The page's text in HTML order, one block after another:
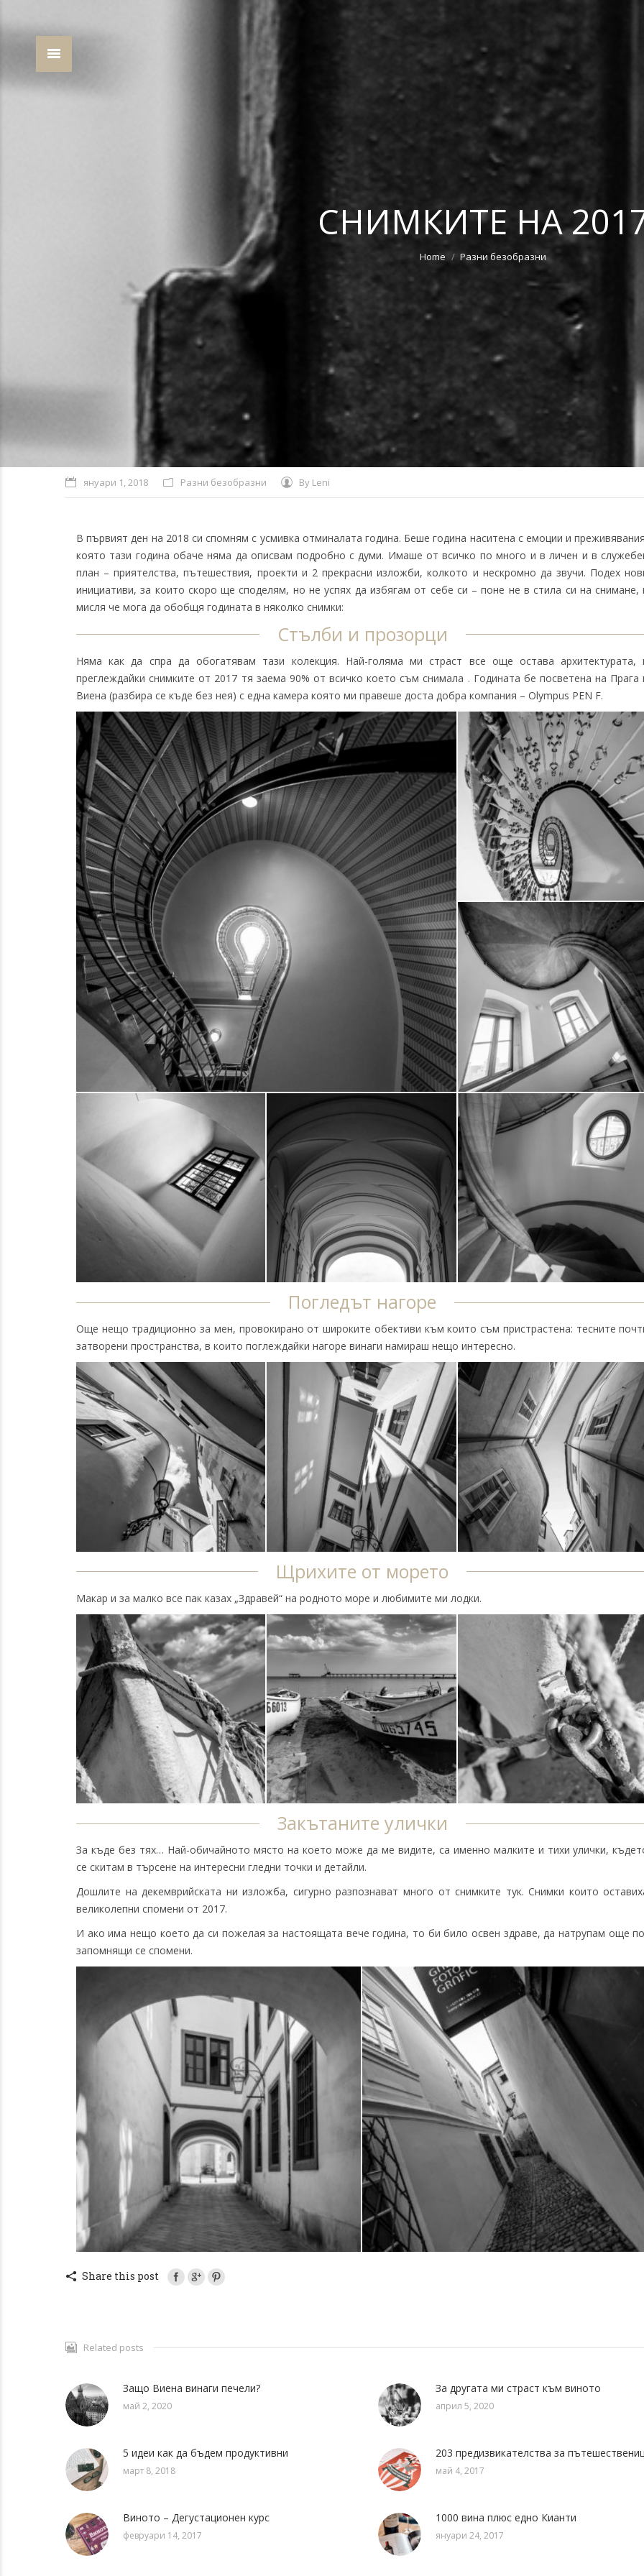
СНИМКИТЕ НА
Home Разни безобразни
януари 1, 2018 Разни безобразни By Leni
В първият ден на 2018 си спомням с усмивка отминалата година. Беше година наситена с емоции и
която тази година обаче няма да описвам подробно с думи. Имаше от всичко по много и в личен и в
план – приятелства, пътешествия, проекти и 2 прекрасни изложби, колкото и нескромно да звучи. Подех
инициативи, за които скоро ще споделям, но не успях да избягам от себе си – поне не в стила си на снимане,
мисля че мога да обобщя годината в няколко снимки:
Стълби и прозорци
Няма как да спра да обогатявам тази колекция. Най-голяма ми страст все още остава архитектурата,
преглеждайки снимките от 2017 тя заема 90% от всичко което съм снимала . Годината бе посветена на Прага
Виена (разбира се къде без нея) с една камера която ми правеше доста добра компания – Olympus PEN F.
Погледът нагоре
Още нещо традиционно за мен, провокирано от широките обективи към които съм пристрастена: тесните
затворени пространства, в които поглеждайки нагоре винаги намираш нещо интересно.
Щрихите от морето
Макар и за малко все пак казах „Здравей“ на родното море и любимите ми лодки.
Закътаните улички
За къде без тях… Най-обичайното място на което може да ме видите, са именно малките и тихи улички,
се скитам в търсене на интересни гледни точки и детайли.
Дошлите на декемврийската ни изложба, сигурно разпознават много от снимките тук. Снимки които
великолепни спомени от 2017.
И ако има нещо което да си пожелая за настоящата вече година, то би било освен здраве, да натрупам още
запомнящи се спомени.
Share this post
Related posts
Защо Виена винаги печели?
май 2, 2020
За другата ми страст към виното
април 5, 2020
5 идеи как да бъдем продуктивни
март 8, 2018
203 предизвикателства за
май 4, 2017
Виното – Дегустационен курс
февруари 14, 2017
1000 вина плюс едно Кианти
януари 24, 2017